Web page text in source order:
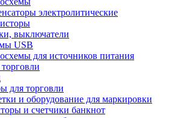
электролитические
выключатели
USB
для источников питания
для торговли
и оборудование для маркировки
и счетчики банкнот